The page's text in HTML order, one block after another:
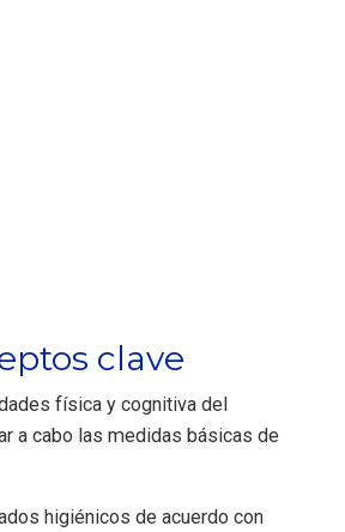
clave
física y cognitiva del
a cabo las medidas básicas de
higiénicos de acuerdo con